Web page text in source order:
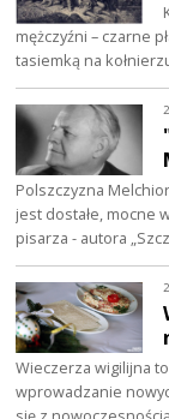
mężczyźni – czarne
tasiemką na
Polszczyzna
jest dostałe, mocne
pisarza - autora
Wieczerza wigilijna
wprowadzanie